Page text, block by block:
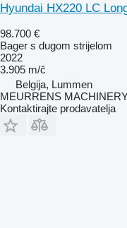
Hyundai HX220 LC
98.700 €
Bager s dugom strijelom
2022
3.905 m/č
Belgija, Lummen
MEURRENS
Kontaktirajte prodavatelja